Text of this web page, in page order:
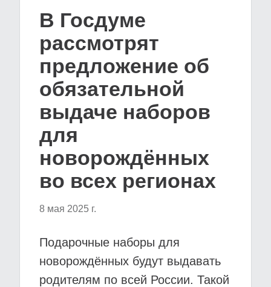
В Госдуме
рассмотрят
предложение об
обязательной
выдаче наборов
для
новорождённых
во всех регионах
8 мая 2025 г.
Подарочные наборы для
новорождённых будут выдавать
родителям по всей России. Такой